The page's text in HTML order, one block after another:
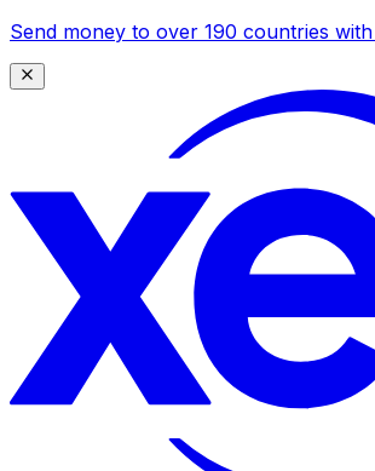
Send money to over 190 countries with